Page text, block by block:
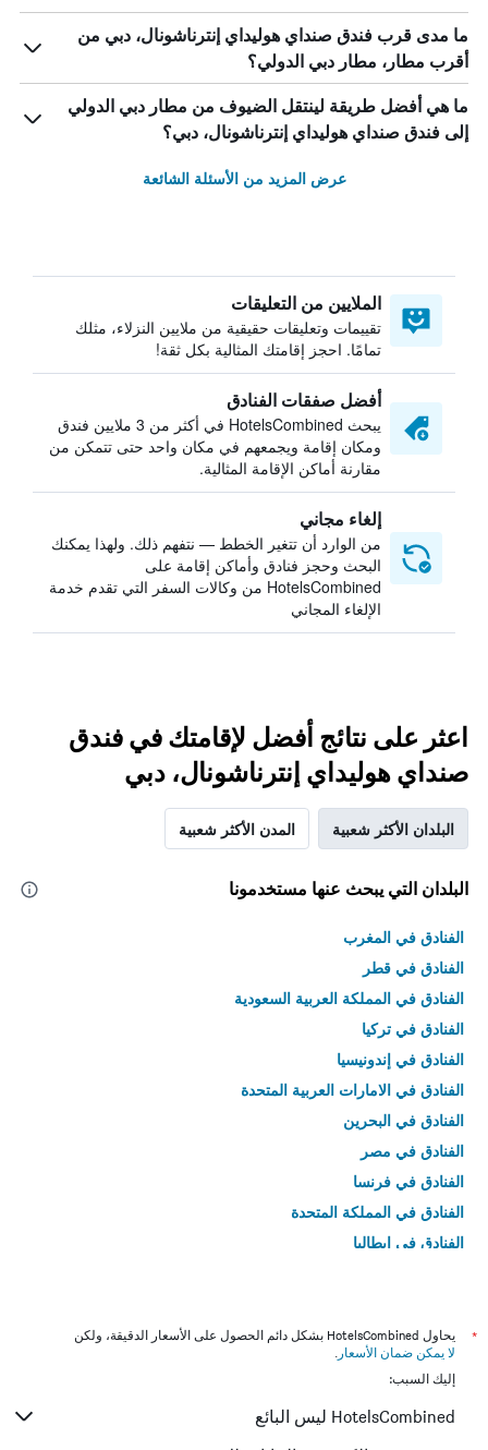
ما مدى قرب فندق صنداي هوليداي إنترناشونال، دبي من
أقرب مطار، مطار دبي الدولي؟
ما هي أفضل طريقة لينتقل الضيوف من مطار دبي الدولي
إلى فندق صنداي هوليداي إنترناشونال، دبي؟
عرض المزيد من الأسئلة الشائعة
الملايين من التعليقات
تقييمات وتعليقات حقيقية من ملايين النزلاء، مثلك
تمامًا. احجز إقامتك المثالية بكل ثقة!
أفضل صفقات الفنادق
يبحث HotelsCombined في أكثر من 3 ملايين فندق
ومكان إقامة ويجمعهم في مكان واحد حتى تتمكن من
مقارنة أماكن الإقامة المثالية.
إلغاء مجاني
من الوارد أن تتغير الخطط — نتفهم ذلك. ولهذا يمكنك
البحث وحجز فنادق وأماكن إقامة على
HotelsCombined من وكالات السفر التي تقدم خدمة
الإلغاء المجاني
اعثر على نتائج أفضل لإقامتك في فندق
صنداي هوليداي إنترناشونال، دبي
البلدان الأكثر شعبية المدن الأكثر شعبية
البلدان التي يبحث عنها مستخدمونا
الفنادق في المغرب
الفنادق في قطر
الفنادق في المملكة العربية السعودية
الفنادق في تركيا
الفنادق في إندونيسيا
الفنادق في الامارات العربية المتحدة
الفنادق في البحرين
الفنادق في مصر
الفنادق في فرنسا
الفنادق في المملكة المتحدة
الفنادق في إيطاليا
*
يحاول HotelsCombined بشكل دائم الحصول على الأسعار الدقيقة، ولكن
لا يمكن ضمان الأسعار .
إليك السبب:
HotelsCombined ليس البائع